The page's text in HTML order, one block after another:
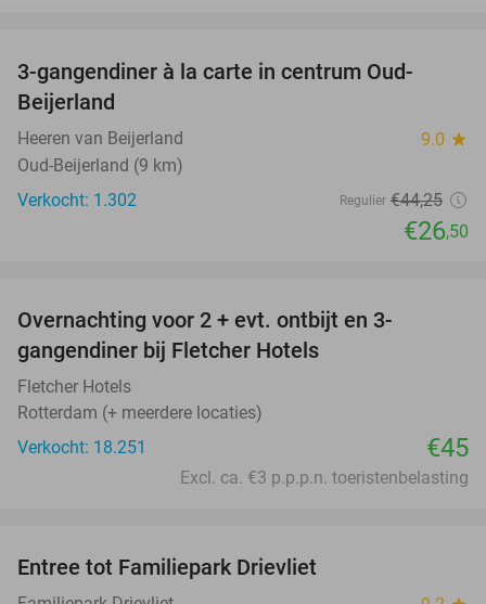
3-gangendiner à la carte in centrum Oud-
Beijerland
Heeren van Beijerland 9.0 star
Oud-Beijerland (9 km)
Verkocht: 1.302
Regulier €44,25
€26,50
Overnachting voor 2 + evt. ontbijt en 3-
gangendiner bij Fletcher Hotels
Fletcher Hotels
Rotterdam (+ meerdere locaties)
Verkocht: 18.251
€45
Excl. ca. €3 p.p.p.n. toeristenbelasting
Entree tot Familiepark Drievliet